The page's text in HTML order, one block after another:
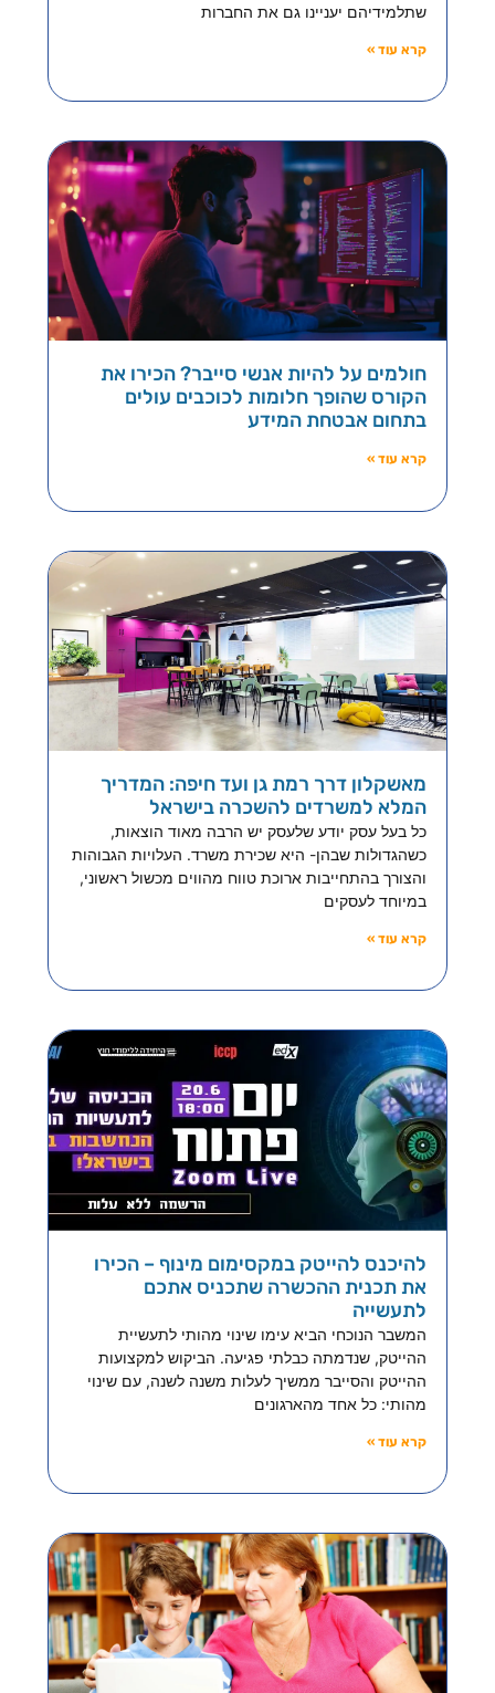
שתלמידיהם יעניינו גם את החברות
קרא עוד »
חולמים על להיות אנשי סייבר? הכירו את
הקורס שהופך חלומות לכוכבים עולים
בתחום אבטחת המידע
קרא עוד »
מאשקלון דרך רמת גן ועד חיפה: המדריך
המלא למשרדים להשכרה בישראל
כל בעל עסק יודע שלעסק יש הרבה מאוד הוצאות,
כשהגדולות שבהן- היא שכירת משרד. העלויות הגבוהות
והצורך בהתחייבות ארוכת טווח מהווים מכשול ראשוני,
במיוחד לעסקים
קרא עוד »
להיכנס להייטק במקסימום מינוף – הכירו
את תכנית ההכשרה שתכניס אתכם
לתעשייה
המשבר הנוכחי הביא עימו שינוי מהותי לתעשיית
ההייטק, שנדמתה כבלתי פגיעה. הביקוש למקצועות
ההייטק והסייבר ממשיך לעלות משנה לשנה, עם שינוי
מהותי: כל אחד מהארגונים
קרא עוד »